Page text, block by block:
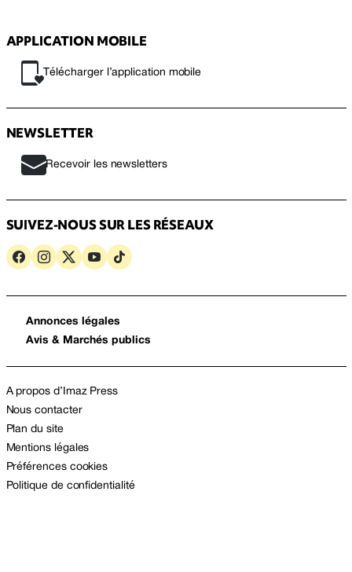
APPLICATION MOBILE
Télécharger l’application mobile
NEWSLETTER
Recevoir les newsletters
SUIVEZ-NOUS SUR LES RÉSEAUX
Annonces légales
Avis & Marchés publics
A propos d’Imaz Press
Nous contacter
Plan du site
Mentions légales
Préférences cookies
Politique de confidentialité